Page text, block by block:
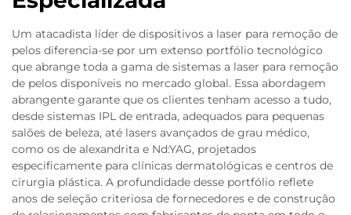
Um atacadista líder de dispositivos a laser para remoção de
pelos diferencia-se por um extenso portfólio tecnológico
que abrange toda a gama de sistemas a laser para remoção
de pelos disponíveis no mercado global. Essa abordagem
abrangente garante que os clientes tenham acesso a tudo,
desde sistemas IPL de entrada, adequados para pequenas
salões de beleza, até lasers avançados de grau médico,
como os de alexandrita e Nd:YAG, projetados
especificamente para clínicas dermatológicas e centros de
cirurgia plástica. A profundidade desse portfólio reflete
anos de seleção criteriosa de fornecedores e de construção